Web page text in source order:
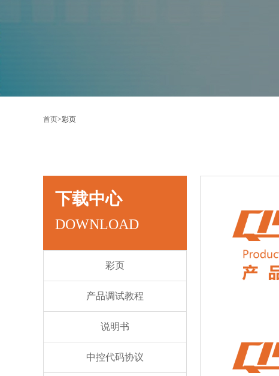
首页>彩页
下载中心
DOWNLOAD
彩页
产品调试教程
说明书
中控代码协议